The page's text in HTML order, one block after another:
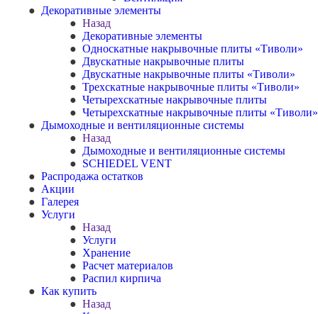
Декоративные элементы
Назад
Декоративные элементы
Односкатные накрывочные плиты «Тиволи»
Двускатные накрывочные плиты
Двускатные накрывочные плиты «Тиволи»
Трехскатные накрывочные плиты «Тиволи»
Четырехскатные накрывочные плиты
Четырехскатные накрывочные плиты «Тиволи»
Дымоходные и вентиляционные системы
Назад
Дымоходные и вентиляционные системы
SCHIEDEL VENT
Распродажа остатков
Акции
Галерея
Услуги
Назад
Услуги
Хранение
Расчет материалов
Распил кирпича
Как купить
Назад